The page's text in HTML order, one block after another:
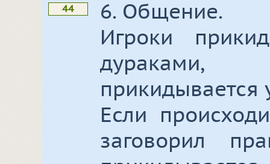
44
6. Общение.
Игроки
Если
заговорил